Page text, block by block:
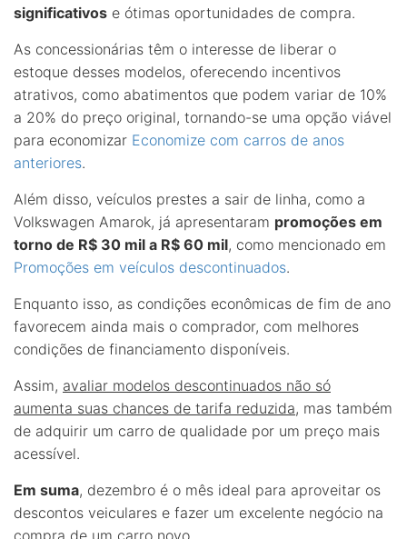
significativos e ótimas oportunidades de compra.
As concessionárias têm o interesse de liberar o
estoque desses modelos, oferecendo incentivos
atrativos, como abatimentos que podem variar de 10%
a 20% do preço original, tornando-se uma opção viável
para economizar Economize com carros de anos
anteriores.
Além disso, veículos prestes a sair de linha, como a
Volkswagen Amarok, já apresentaram promoções em
torno de R$ 30 mil a R$ 60 mil, como mencionado em
Promoções em veículos descontinuados.
Enquanto isso, as condições econômicas de fim de ano
favorecem ainda mais o comprador, com melhores
condições de financiamento disponíveis.
Assim, avaliar modelos descontinuados não só
aumenta suas chances de tarifa reduzida, mas também
de adquirir um carro de qualidade por um preço mais
acessível.
Em suma, dezembro é o mês ideal para aproveitar os
descontos veiculares e fazer um excelente negócio na
compra de um carro novo.